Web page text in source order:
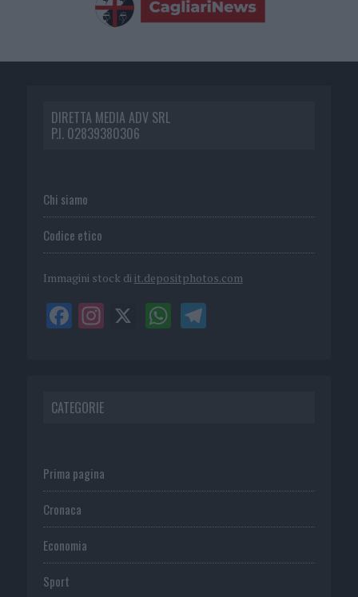
DIRETTA MEDIA ADV SRL
P.I. 02839380306
Chi siamo
Codice etico
Immagini stock di it.depositphotos.com
CATEGORIE
Prima pagina
Cronaca
Economia
Sport